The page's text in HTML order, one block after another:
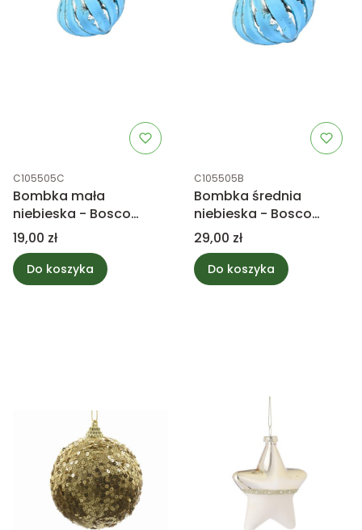
Kod produktu
C105505C
Bombka mała
niebieska - Bosco
antique
Cena
19,00 zł
Do koszyka
Kod produktu
C105505B
Bombka średnia
niebieska - Bosco
antique
Cena
29,00 zł
Do koszyka